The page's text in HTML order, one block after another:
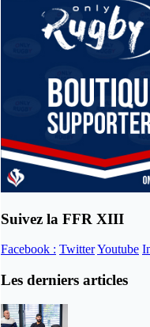
Suivez la FFR XIII
Facebook : TwitterYoutube
Les derniers articles